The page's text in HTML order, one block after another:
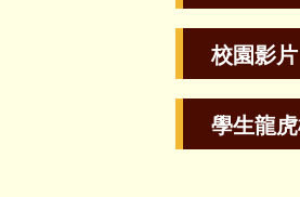
校園影片
學生龍